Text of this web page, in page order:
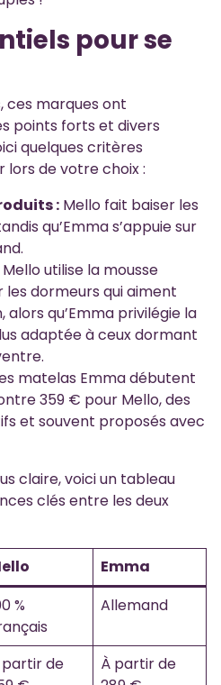
pour se
ces marques ont
points forts et divers
quelques critères
de votre choix :
: Mello fait baiser les
qu’Emma s’appuie sur
Mello utilise la mousse
les dormeurs qui aiment
qu’Emma privilégie la
adaptée à ceux dormant
matelas Emma débutent
359 € pour Mello, des
et souvent proposés avec
claire, voici un tableau
clés entre les deux
Emma
%
Allemand
partir de
À partir de